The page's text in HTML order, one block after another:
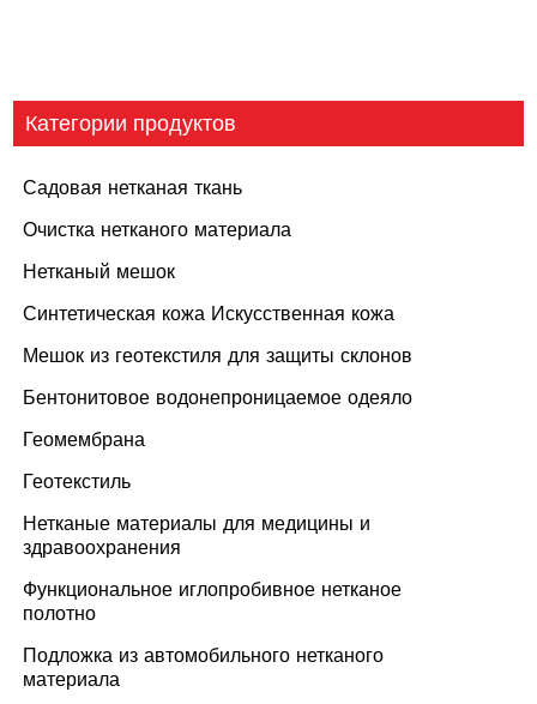
Категории продуктов
Садовая нетканая ткань
Очистка нетканого материала
Нетканый мешок
Синтетическая кожа Искусственная кожа
Мешок из геотекстиля для защиты склонов
Бентонитовое водонепроницаемое одеяло
Геомембрана
Геотекстиль
Нетканые материалы для медицины и
здравоохранения
Функциональное иглопробивное нетканое
полотно
Подложка из автомобильного нетканого
материала